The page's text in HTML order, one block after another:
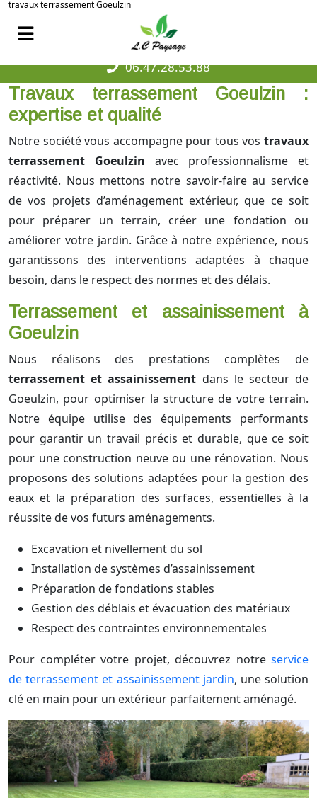
travaux terrassement Goeulzin
06.47.28.53.88
Travaux terrassement Goeulzin :
expertise et qualité
Notre société vous accompagne pour tous vos travaux
terrassement Goeulzin avec professionnalisme et
réactivité. Nous mettons notre savoir-faire au service
de vos projets d’aménagement extérieur, que ce soit
pour préparer un terrain, créer une fondation ou
améliorer votre jardin. Grâce à notre expérience, nous
garantissons des interventions adaptées à chaque
besoin, dans le respect des normes et des délais.
Terrassement et assainissement à
Goeulzin
Nous réalisons des prestations complètes de
terrassement et assainissement dans le secteur de
Goeulzin, pour optimiser la structure de votre terrain.
Notre équipe utilise des équipements performants
pour garantir un travail précis et durable, que ce soit
pour une construction neuve ou une rénovation. Nous
proposons des solutions adaptées pour la gestion des
eaux et la préparation des surfaces, essentielles à la
réussite de vos futurs aménagements.
Excavation et nivellement du sol
Installation de systèmes d’assainissement
Préparation de fondations stables
Gestion des déblais et évacuation des matériaux
Respect des contraintes environnementales
Pour compléter votre projet, découvrez notre service
de terrassement et assainissement jardin, une solution
clé en main pour un extérieur parfaitement aménagé.